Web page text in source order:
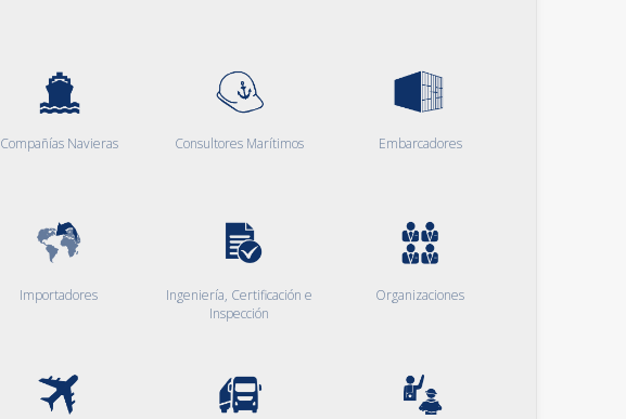
Compañías Navieras Consultores Marítimos Embarcadores
Importadores
Ingeniería, Certificación e
Inspección
Organizaciones